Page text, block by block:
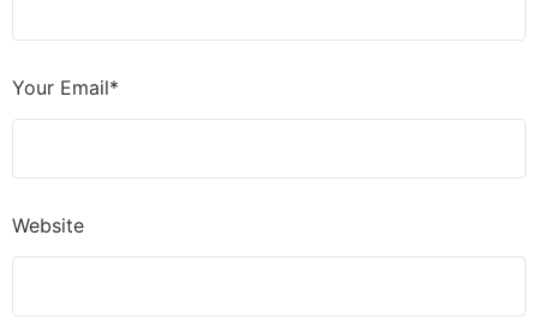
Your Email*
Website